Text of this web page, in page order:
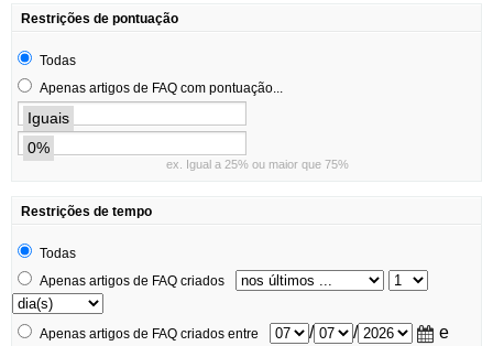
Restrições de pontuação
Todas
Apenas artigos de FAQ com pontuação...
Iguais
0%
ex. Igual a 25% ou maior que 75%
Restrições de tempo
Todas
Apenas artigos de FAQ criados
Apenas artigos de FAQ criados entre / / e